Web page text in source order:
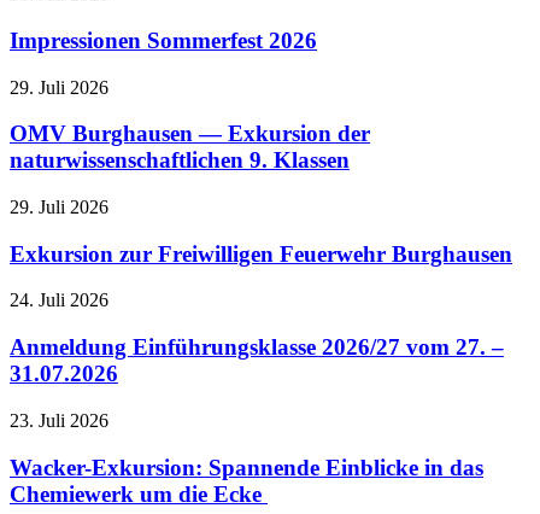
Impressionen Sommerfest 2026
29. Juli 2026
OMV Burghausen — Exkursion der
naturwissenschaftlichen 9. Klassen
29. Juli 2026
Exkursion zur Freiwilligen Feuerwehr Burghausen
24. Juli 2026
Anmeldung Einführungsklasse 2026/27 vom 27. –
31.07.2026
23. Juli 2026
Wacker-Exkursion: Spannende Einblicke in das
Chemiewerk um die Ecke